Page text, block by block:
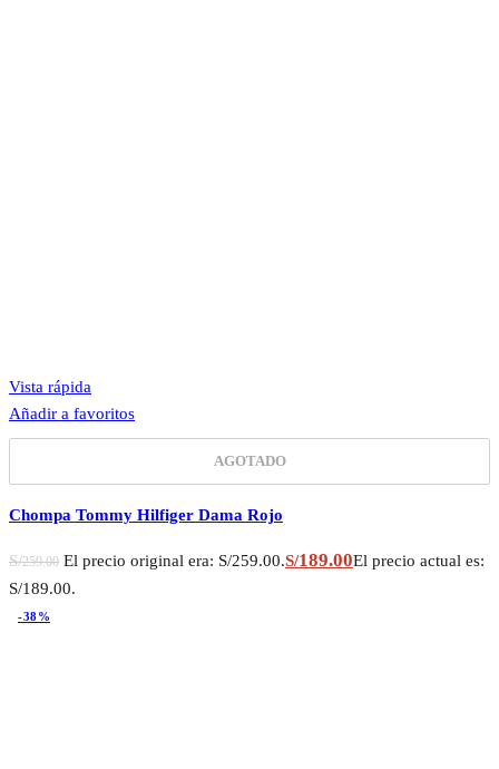
Vista rápida
Añadir a favoritos
AGOTADO
Chompa Tommy Hilfiger Dama Rojo
S/259.00 El precio original era: S/259.00.S/189.00El precio actual es:
S/189.00.
-38%